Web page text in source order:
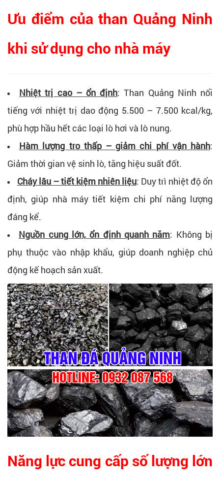
Ưu điểm của than Quảng Ninh
khi sử dụng cho nhà máy
Nhiệt trị cao – ổn định: Than Quảng Ninh nổi
tiếng với nhiệt trị dao động 5.500 – 7.500 kcal/kg,
phù hợp hầu hết các loại lò hơi và lò nung.
Hàm lượng tro thấp – giảm chi phí vận hành:
Giảm thời gian vệ sinh lò, tăng hiệu suất đốt.
Cháy lâu – tiết kiệm nhiên liệu: Duy trì nhiệt độ ổn
định, giúp nhà máy tiết kiệm chi phí năng lượng
đáng kể.
Nguồn cung lớn, ổn định quanh năm: Không bị
phụ thuộc vào nhập khẩu, giúp doanh nghiệp chủ
động kế hoạch sản xuất.
Năng lực cung cấp số lượng lớn